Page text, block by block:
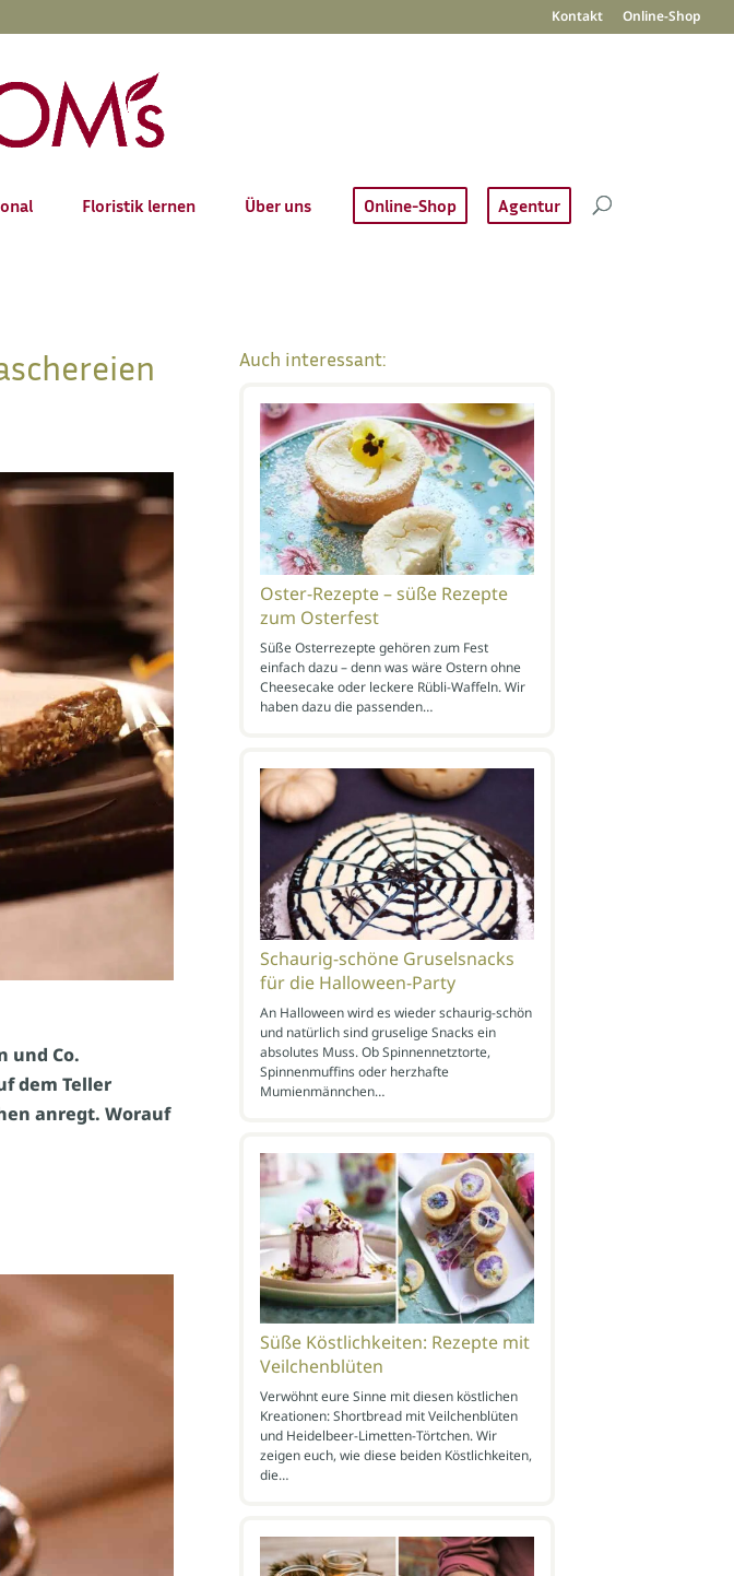
Kontakt Online-Shop
Floristik lernen Über uns Online-Shop Agentur
und Co.
dem Teller
anregt. Worauf
Auch interessant:
Oster-Rezepte – süße Rezepte
zum Osterfest
Süße Osterrezepte gehören zum Fest
einfach dazu – denn was wäre Ostern ohne
Cheesecake oder leckere Rübli-Waffeln. Wir
haben dazu die passenden…
Schaurig-schöne Gruselsnacks
für die Halloween-Party
An Halloween wird es wieder schaurig-schön
und natürlich sind gruselige Snacks ein
absolutes Muss. Ob Spinnennetztorte,
Spinnenmuffins oder herzhafte
Mumienmännchen…
Süße Köstlichkeiten: Rezepte mit
Veilchenblüten
Verwöhnt eure Sinne mit diesen köstlichen
Kreationen: Shortbread mit Veilchenblüten
und Heidelbeer-Limetten-Törtchen. Wir
zeigen euch, wie diese beiden Köstlichkeiten,
die…